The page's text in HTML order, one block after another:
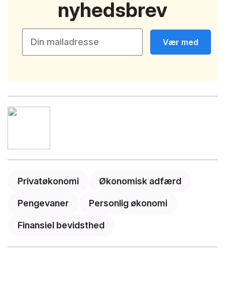
Privatøkonomi Økonomisk adfærd
Pengevaner Personlig økonomi
Finansiel bevidsthed
nyhedsbrev
Vær med